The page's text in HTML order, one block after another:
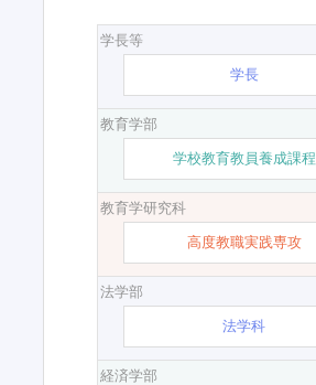
学長等
学長
教育学部
学校教育教員養成課程
教育学研究科
高度教職実践専攻
法学部
法学科
経済学部